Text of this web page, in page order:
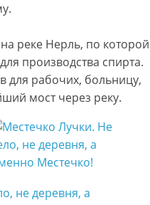
реке Нерль, по которой
производства спирта.
для рабочих, больницу,
мост через реку.